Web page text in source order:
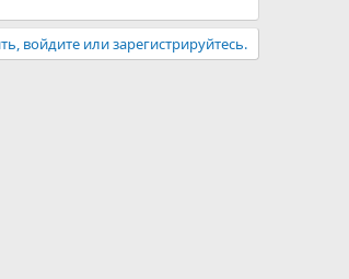
войдите или зарегистрируйтесь.